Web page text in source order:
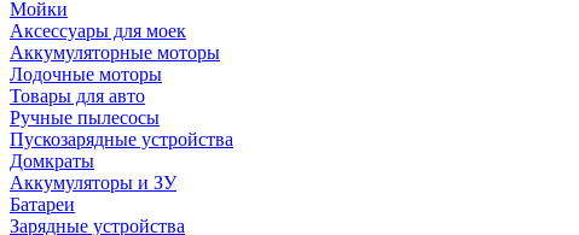
Мойки
Аксессуары для моек
Аккумуляторные моторы
Лодочные моторы
Товары для авто
Ручные пылесосы
Пускозарядные устройства
Домкраты
Аккумуляторы и ЗУ
Батареи
Зарядные устройства